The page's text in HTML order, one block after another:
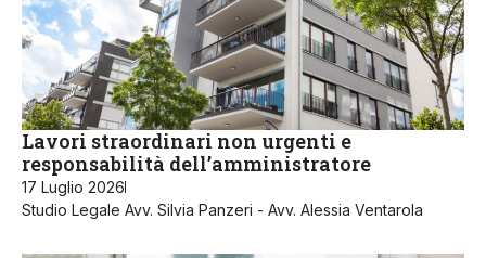
Lavori straordinari non urgenti e
responsabilità dell’amministratore
17 Luglio 2026
Studio Legale Avv. Silvia Panzeri - Avv. Alessia Ventarola